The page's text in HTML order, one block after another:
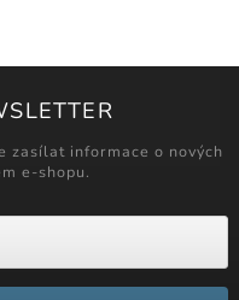
zasílat informace o nových
e-shopu.